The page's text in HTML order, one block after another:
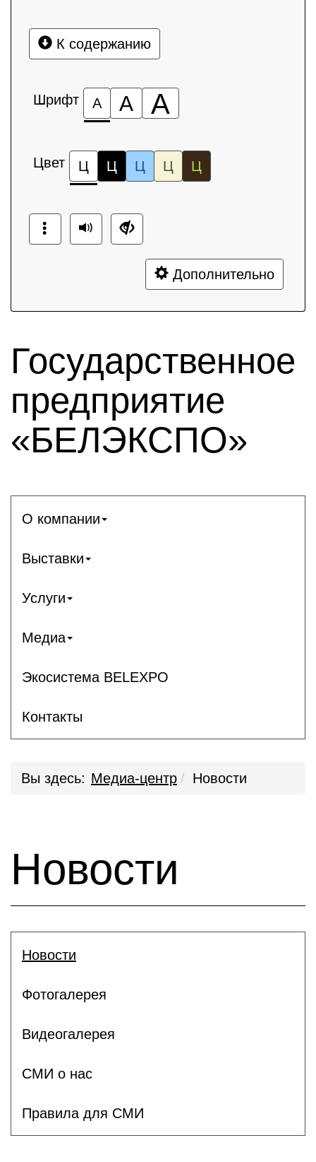
К содержанию
Шрифт А А А
Цвет Ц Ц Ц Ц Ц
Дополнительно
Государственное
предприятие
«БЕЛЭКСПО»
О компании
Выставки
Услуги
Медиа
Экосистема BELEXPO
Контакты
Вы здесь: Медиа-центр Новости
Новости
Новости
Фотогалерея
Видеогалерея
СМИ о нас
Правила для СМИ